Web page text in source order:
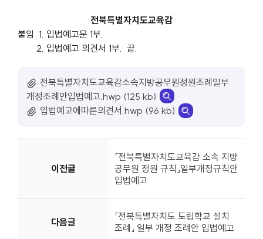
전북특별자치도교육감
붙임 1. 입법예고문 1부.
2. 입법예고 의견서 1부. 끝.
전북특별자치도교육감소속지방공무원정원조례일부
개정조례안입법예고.hwp (125 kb)
입법예고에따른의견서.hwp (96 kb)
이전글
「전북특별자치도교육감 소속 지방
공무원 정원 규칙」일부개정규칙안
입법예고
다음글
「전북특별자치도 도립학교 설치
조례」 일부 개정 조례안 입법예고